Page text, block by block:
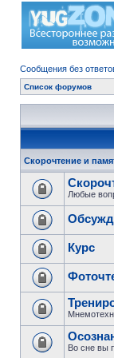
Сообщения без
Список форумов
Скорочтение и
Любые
Курс
Во сне вы